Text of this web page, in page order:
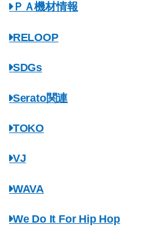
ＰＡ機材情報
RELOOP
SDGs
Serato関連
TOKO
VJ
WAVA
We Do It For Hip Hop